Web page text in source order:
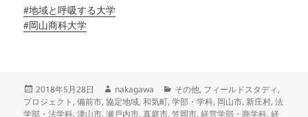
#地域と呼吸する大学
#岡山商科大学
投
稿
日:
2018年5月28日
作
成
者
nakagawa
カ
テ
ゴ
その他, フィールドスタディ,
プロジェクト ,備前市,協定地域,和気町,学部・学科, 岡山市, 新庄村,法
学部・法学科,津山市,瀬戸内市,真庭市,笠岡市,経営学部・商学科,経